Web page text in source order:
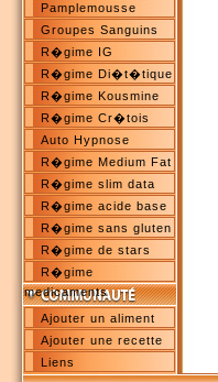
Pamplemousse
Groupes Sanguins
R�gime IG
R�gime Di�t�tique
R�gime Kousmine
R�gime Cr�tois
Auto Hypnose
R�gime Medium Fat
R�gime slim data
R�gime acide base
R�gime sans gluten
R�gime de stars
R�gime
medicaments
Ajouter un aliment
Ajouter une recette
Liens